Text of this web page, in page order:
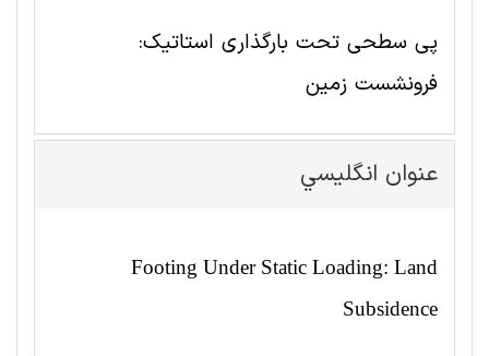
پی سطحی تحت بارگذاری استاتیک:
فرونشست زمین
عنوان انگليسي
Footing Under Static Loading: Land
Subsidence